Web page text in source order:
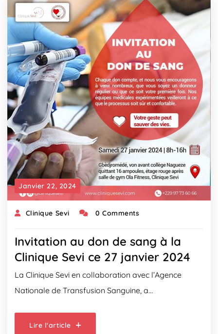
Janvier 22, 2024
Clinique Sevi 0 Comments
Invitation au don de sang à la
Clinique Sevi ce 27 janvier 2024
La Clinique Sevi en collaboration avec l’Agence
Nationale de Transfusion Sanguine, a…
Lire l'article